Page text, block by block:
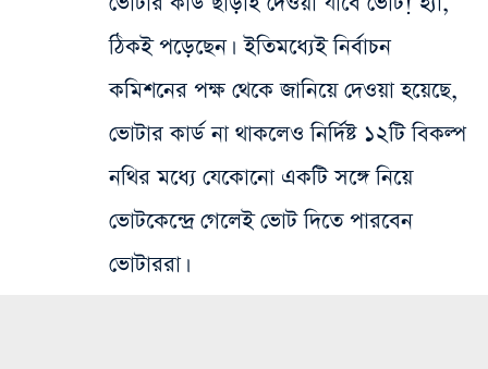
ঠিকই পড়েছেন। ইতিমধ্যেই নির্বাচন
কমিশনের পক্ষ থেকে জানিয়ে দেওয়া হয়েছে,
ভোটার কার্ড না থাকলেও নির্দিষ্ট ১২টি বিকল্প
নথির মধ্যে যেকোনো একটি সঙ্গে নিয়ে
ভোটকেন্দ্রে গেলেই ভোট দিতে পারবেন
ভোটাররা।